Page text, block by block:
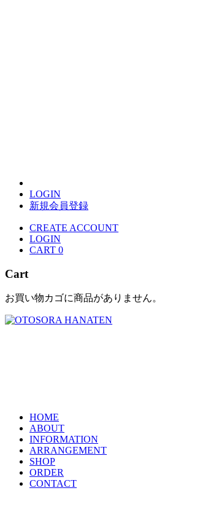
LOGIN
新規会員登録
CREATE ACCOUNT
LOGIN
CART 0
Cart
お買い物カゴに商品がありません。
HOME
ABOUT
INFORMATION
ARRANGEMENT
SHOP
ORDER
CONTACT